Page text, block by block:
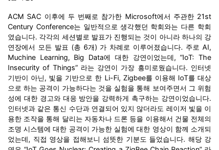
ACM SAC 이후에 두 번째로 참가한 Microsoft에서 주관한 21st
Century Conference는 일반적으로 생각했던 학회와는 다른 학회
였습니다. 각각의 세션별로 발표가 진행되는 것이 아니라 하나의 강
연장에서 모든 발표 (총 6개) 가 차례로 이루어졌습니다. 주로 AI,
Muchine Learning, Big Data에 대한 강연이었는데, “IoT: The
Insecurity of Things” 라는 강연이 가장 흥미로웠습니다. 인터넷
기반이 아닌, 빛을 기반으로 한 Li-Fi, Zigbee를 이용해 IoT를 대상
으로 하는 공격이 가능하다는 것을 실험을 통해 보여주면서 그 위험
성에 대한 경고와 대응 방안을 강력하게 촉구하는 강연이었습니다.
인터넷과 같은 통신 수단과 연결되어 있지 않더라도 레이저 빛을 이
용한 조작을 통해 달리는 자동차나 드론 등을 이용해서 건물 전체의
조명 시스템에 대한 공격이 가능한 실험에 대한 영상이 함께 소개되
었는데, 직접 영상을 접해보니 섬뜻한 기분도 들었습니다. 해당 강